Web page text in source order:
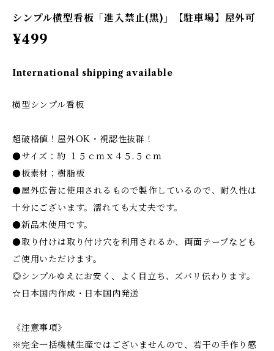
シンプル横型看板「進入禁止(黒)」【駐車場】屋外可
¥499
International shipping available
横型シンプル看板
超破格値！屋外OK・視認性抜群！
●サイズ：約 １５ｃｍｘ４５.５ｃｍ
●板素材：樹脂板
●屋外広告に使用されるもので製作しているので、耐久性は
十分にございます。濡れても大丈夫です。
●新品未使用です。
●取り付けは取り付け穴を利用されるか、両面テープなども
ご使用いただけます。
◎シンプルゆえにお安く、よく目立ち、ズバリ伝わります。
☆日本国内作成・日本国内発送
《注意事項》
※完全一括機械生産ではございませんので、若干の手作り感